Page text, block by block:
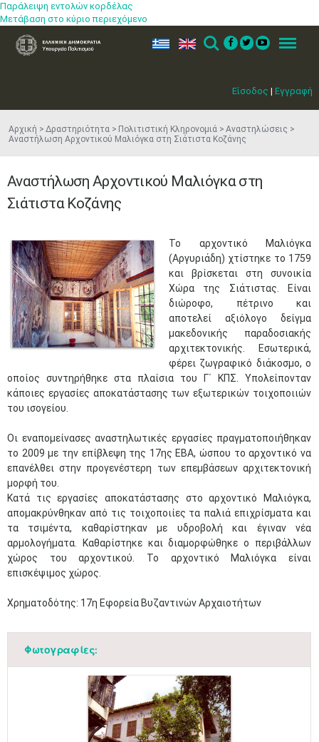
Παράλειψη εντολών κορδέλας
Μετάβαση στο κύριο περιεχόμενο
Είσοδος | Εγγραφή
ελ en Search Menu
Αρχική Δραστηριότητα Πολιτιστική Κληρονομιά
Αναστηλώσεις
Αναστήλωση Αρχοντικού Μαλιόγκα στη Σιάτιστα Κοζάνης
Αναστήλωση Αρχοντικού Μαλιόγκα στη
Σιάτιστα Κοζάνης
Το αρχοντικό Μαλιόγκα
(Αργυριάδη) χτίστηκε το 1759
και βρίσκεται στη συνοικία
Χώρα της Σιάτιστας. Είναι
διώροφο, πέτρινο και
αποτελεί αξιόλογο δείγμα
μακεδονικής παραδοσιακής
αρχιτεκτονικής. Εσωτερικά,
φέρει ζωγραφικό διάκοσμο, ο
οποίος συντηρήθηκε στα πλαίσια του Γ΄ ΚΠΣ. Υπολείπονταν
κάποιες εργασίες αποκατάστασης των εξωτερικών τοιχοποιιών
του ισογείου.
Οι εναπομείνασες αναστηλωτικές εργασίες πραγματοποιήθηκαν
το 2009 με την επίβλεψη της 17ης ΕΒΑ, ώσπου το αρχοντικό να
επανέλθει στην προγενέστερη των επεμβάσεων αρχιτεκτονική
μορφή του.
Κατά τις εργασίες αποκατάστασης στο αρχοντικό Μαλιόγκα,
απομακρύνθηκαν από τις τοιχοποιίες τα παλιά επιχρίσματα και
τα τσιμέντα, καθαρίστηκαν με υδροβολή και έγιναν νέα
αρμολογήματα. Καθαρίστηκε και διαμορφώθηκε ο περιβάλλων
χώρος του αρχοντικού. Το αρχοντικό Μαλιόγκα είναι
επισκέψιμος χώρος.
Χρηματοδότης: 17η Εφορεία Βυζαντινών Αρχαιοτήτων
Φωτογραφίες: